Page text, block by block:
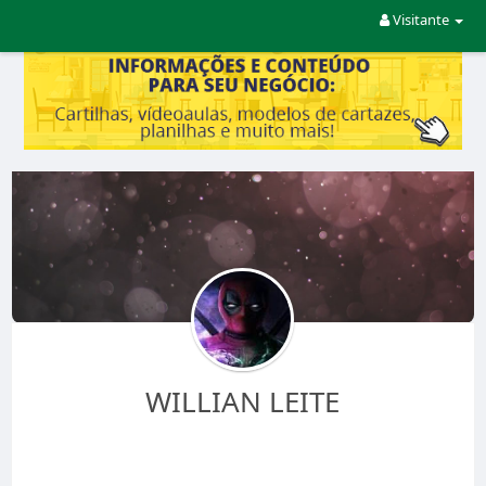
Visitante
WILLIAN LEITE